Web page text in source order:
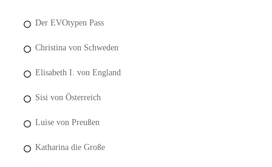
Der EVOtypen Pass
Christina von Schweden
Elisabeth I. von England
Sisi von Österreich
Luise von Preußen
Katharina die Große